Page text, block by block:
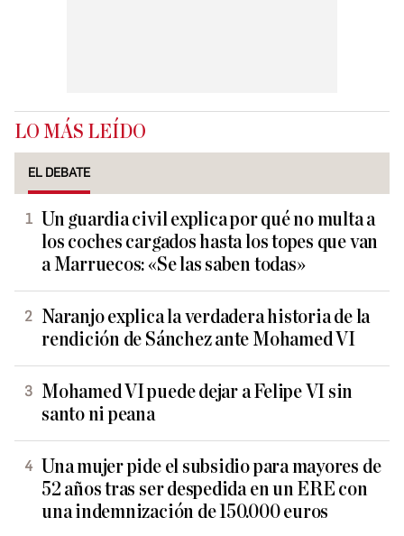
LO MÁS LEÍDO
EL DEBATE
Un guardia civil explica por qué no multa a
los coches cargados hasta los topes que van
a Marruecos: «Se las saben todas»
Naranjo explica la verdadera historia de la
rendición de Sánchez ante Mohamed VI
Mohamed VI puede dejar a Felipe VI sin
santo ni peana
Una mujer pide el subsidio para mayores de
52 años tras ser despedida en un ERE con
una indemnización de 150.000 euros